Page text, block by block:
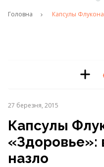
Головна Капсулы
27 березня, 2015
Капсулы
«Здоровье»:
назло